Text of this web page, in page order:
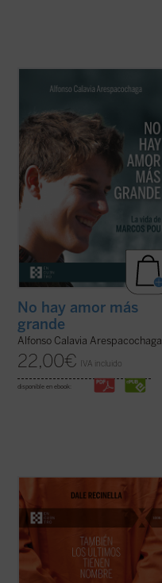
sencilla, que es posible vivir de verdad y
la manera en que nos miran, nos hacen
vislumbrar aquello para lo que hemos sido
creados. Este libro ofrece un espacio para
(ver ficha)
No hay amor más
grande
Alfonso Calavia Arespacochaga
22,00€ IVA incluido
disponible en ebook:
Recinella nos invita a ver lo que casi nadie
quiere mirar: el rostro humano detrás de
una sentencia, el clamor que ningún
tribunal alcanza a oír. Mientras el tiempo se
acerca a su final, él permanece junto ...
(ver
ficha)